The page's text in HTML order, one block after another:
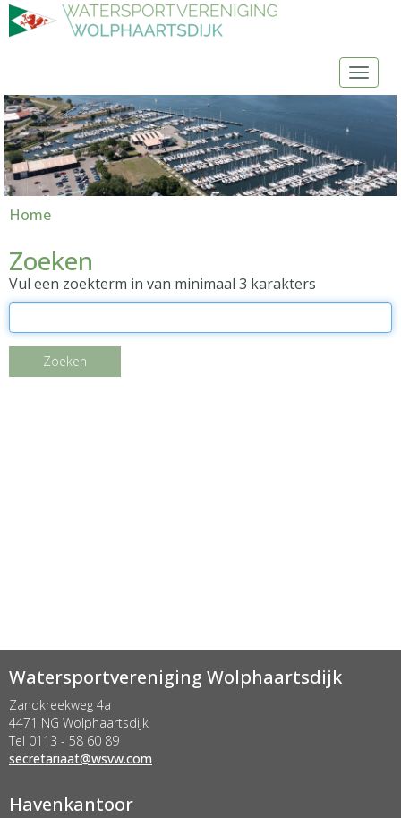
Home
Zoeken
Vul een zoekterm in van minimaal 3 karakters
Zoeken
Watersportvereniging Wolphaartsdijk
Zandkreekweg 4a
4471 NG Wolphaartsdijk
Tel 0113 - 58 60 89
taairaterces@wsvw.com
Havenkantoor